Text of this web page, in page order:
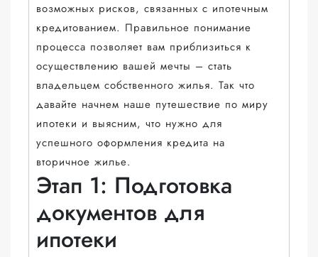
возможных рисков, связанных с ипотечным
кредитованием. Правильное понимание
процесса позволяет вам приблизиться к
осуществлению вашей мечты – стать
владельцем собственного жилья. Так что
давайте начнем наше путешествие по миру
ипотеки и выясним, что нужно для
успешного оформления кредита на
вторичное жилье.
Этап 1: Подготовка
документов для
ипотеки